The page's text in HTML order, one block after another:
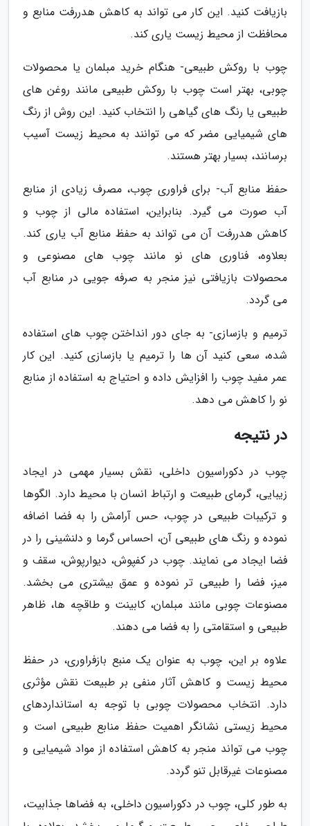
بازیافت کنید. این کار می تواند به کاهش هدررفت منابع و
محافظت از محیط زیست یاری کند.
چوب با روکش طبیعی- هنگام خرید مبلمان یا محصولات
چوبی، بهتر است چوب با روکش طبیعی مانند روغن های
طبیعی یا رنگ های گیاهی را انتخاب کنید. این روش از رنگ
های شیمیایی مضر که می توانند به محیط زیست آسیب
برسانند، بسیار بهتر هستند.
حفظ منابع آب- برای فراوری چوب، مصرف زیادی از منابع
آب صورت می گیرد. بنابراین، استفاده مالی از چوب و
کاهش هدررفت آن می تواند به حفظ منابع آب یاری کند.
بعلاوه، فناوری های نو مانند چوب های مصنوعی و
محصولات بازیافتی نیز منجر به صرفه جویی در منابع آب
می گردد.
ترمیم و بازسازی- به جای دور انداختن چوب های استفاده
شده، سعی کنید آن ها را ترمیم یا بازسازی کنید. این کار
عمر مفید چوب را افزایش داده و احتیاج به استفاده از منابع
نو را کاهش می دهد.
در نتیجه
چوب در دکوراسیون داخلی، نقش بسیار مهمی در ایجاد
زیبایی، گرمای طبیعت و ارتباط انسان با محیط دارد. الگوها
و ترکیبات طبیعی در چوب، حس آرامش را به فضا اضافه
نموده و رنگ های طبیعی آن، احساس گرما و دلنشینی را در
فضا ایجاد می نمایند. چوب در کفپوش، دیوارپوش، سقف و
میز، فضا را طبیعی تر نموده و عمق بیشتری می بخشد.
مصنوعات چوبی مانند مبلمان، کابینت و طاقچه ها، ظاهر
طبیعی و استقامتی را به فضا می دهند.
علاوه بر این، چوب به عنوان یک منبع بازفراوری، در حفظ
محیط زیست و کاهش آثار منفی بر طبیعت نقش مؤثری
دارد. انتخاب محصولات چوبی با توجه به استانداردهای
محیط زیستی نشانگر اهمیت حفظ منابع طبیعی است و
چوب می تواند منجر به کاهش استفاده از مواد شیمیایی و
مصنوعات غیرقابل تنو گردد.
به طور کلی، چوب در دکوراسیون داخلی، به فضاها جذابیت،